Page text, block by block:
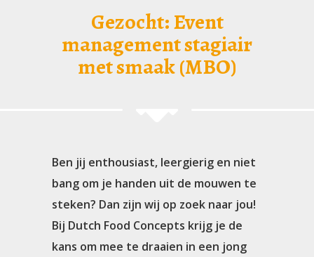
Gezocht: Event
management stagiair
met smaak (MBO)
Ben jij enthousiast, leergierig en niet
bang om je handen uit de mouwen te
steken? Dan zijn wij op zoek naar jou!
Bij Dutch Food Concepts krijg je de
kans om mee te draaien in een jong